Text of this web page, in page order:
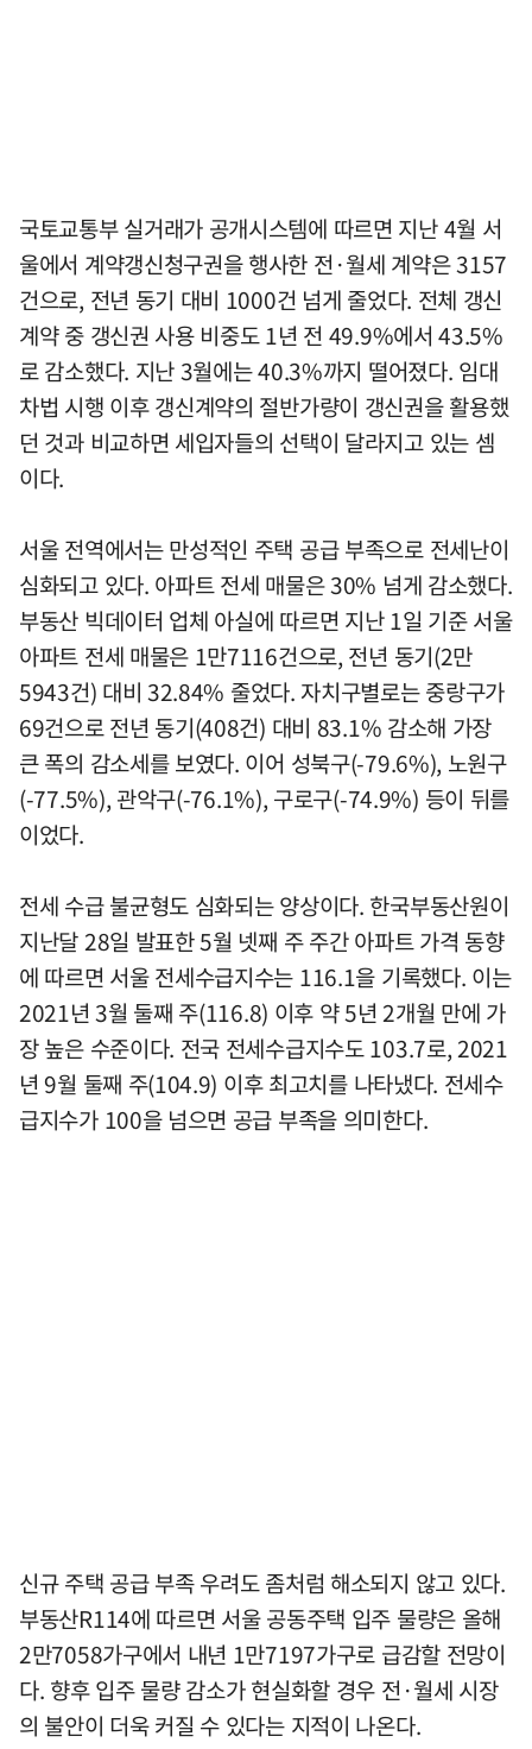
국토교통부 실거래가 공개시스템에 따르면 지난 4월 서
울에서 계약갱신청구권을 행사한 전·월세 계약은 3157
건으로, 전년 동기 대비 1000건 넘게 줄었다. 전체 갱신
계약 중 갱신권 사용 비중도 1년 전 49.9%에서 43.5%
로 감소했다. 지난 3월에는 40.3%까지 떨어졌다. 임대
차법 시행 이후 갱신계약의 절반가량이 갱신권을 활용했
던 것과 비교하면 세입자들의 선택이 달라지고 있는 셈
이다.
서울 전역에서는 만성적인 주택 공급 부족으로 전세난이
심화되고 있다. 아파트 전세 매물은 30% 넘게 감소했다.
부동산 빅데이터 업체 아실에 따르면 지난 1일 기준 서울
아파트 전세 매물은 1만7116건으로, 전년 동기(2만
5943건) 대비 32.84% 줄었다. 자치구별로는 중랑구가
69건으로 전년 동기(408건) 대비 83.1% 감소해 가장
큰 폭의 감소세를 보였다. 이어 성북구(-79.6%), 노원구
(-77.5%), 관악구(-76.1%), 구로구(-74.9%) 등이 뒤를
이었다.
전세 수급 불균형도 심화되는 양상이다. 한국부동산원이
지난달 28일 발표한 5월 넷째 주 주간 아파트 가격 동향
에 따르면 서울 전세수급지수는 116.1을 기록했다. 이는
2021년 3월 둘째 주(116.8) 이후 약 5년 2개월 만에 가
장 높은 수준이다. 전국 전세수급지수도 103.7로, 2021
년 9월 둘째 주(104.9) 이후 최고치를 나타냈다. 전세수
급지수가 100을 넘으면 공급 부족을 의미한다.
신규 주택 공급 부족 우려도 좀처럼 해소되지 않고 있다.
부동산R114에 따르면 서울 공동주택 입주 물량은 올해
2만7058가구에서 내년 1만7197가구로 급감할 전망이
다. 향후 입주 물량 감소가 현실화할 경우 전·월세 시장
의 불안이 더욱 커질 수 있다는 지적이 나온다.